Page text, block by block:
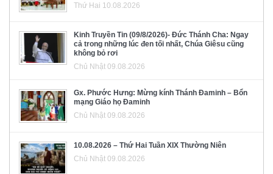
Thứ Hai 10.08.2026
Kinh Truyền Tin (09/8/2026)- Đức Thánh Cha: Ngay
cả trong những lúc đen tối nhất, Chúa Giêsu cũng
không bỏ rơi
Chủ Nhật 09.08.2026
Gx. Phước Hưng: Mừng kính Thánh Đaminh – Bổn
mạng Giáo họ Đaminh
Chủ Nhật 09.08.2026
10.08.2026 – Thứ Hai Tuần XIX Thường Niên
Chủ Nhật 09.08.2026